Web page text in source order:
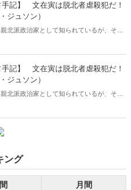
手記】 文在寅は脱北者虐殺犯だ！
ジュソン）
北派政治家として知られているが、その
をとった」ーーある脱北作家が命懸けで
手記】 文在寅は脱北者虐殺犯だ！
ジュソン）
北派政治家として知られているが、その
をとった」ーーある脱北作家が命懸けで
ング
月間